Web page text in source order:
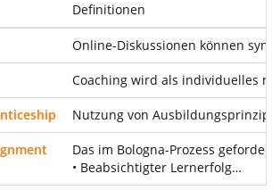
Definitionen
Online-Diskussionen können
Coaching wird als individuelles
Nutzung von
Das im Bologna-Prozess
• Beabsichtigter Lernerfolg…